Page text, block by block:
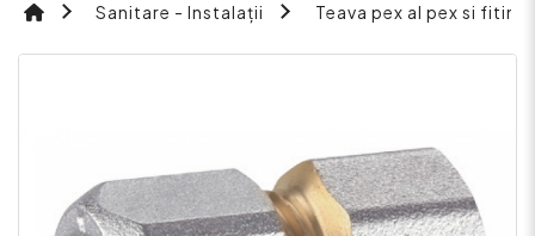
Sanitare - Instalații Teava pex al pex si